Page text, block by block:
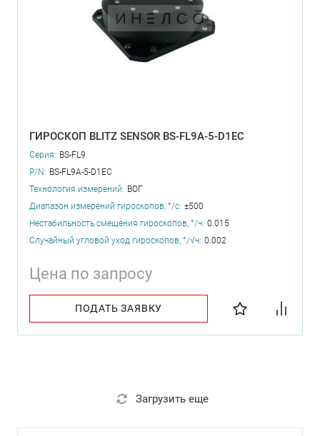
ГИРОСКОП BLITZ SENSOR BS-FL9A-5-D1EC
Серия: BS-FL9
P/N: BS-FL9A-5-D1EC
Технология измерений: ВОГ
Диапазон измерений гироскопов, °/с: ±500
Нестабильность смещения гироскопов, °/ч: 0.015
Случайный угловой уход гироскопов, °/√ч: 0.002
Цена по запросу
ПОДАТЬ ЗАЯВКУ
Загрузить еще